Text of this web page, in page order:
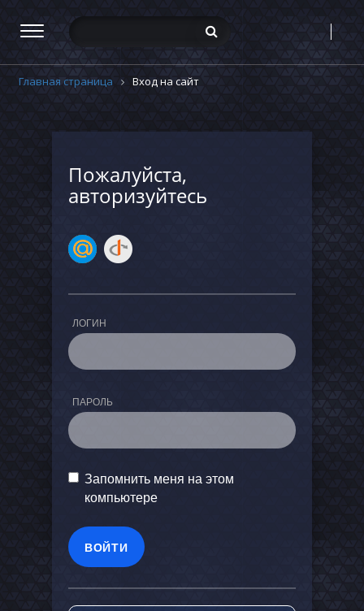
Главная страница Вход на сайт
Пожалуйста,
авторизуйтесь
ЛОГИН
ПАРОЛЬ
Запомнить меня на этом
компьютере